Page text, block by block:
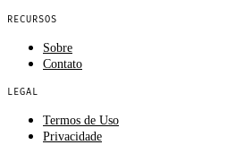
RECURSOS
Sobre
Contato
LEGAL
Termos de Uso
Privacidade